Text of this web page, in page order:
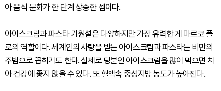
아 음식 문화가 한 단계 상승한 셈이다.
아이스크림과 파스타 기원설은 다양하지만 가장 유력한 게 마르코 폴
로의 역할이다. 세계인의 사랑을 받는 아이스크림과 파스타는 비만의
주범으로 꼽히기도 한다. 실제로 당분인 아이스크림을 많이 먹으면 치
아 건강에 좋지 않을 수 있다. 또 혈액속 중성지방 농도가 높아진다.